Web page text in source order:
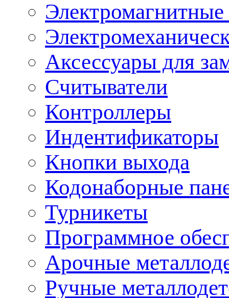
Аксессуары для
Считыватели
Контроллеры
Индентификаторы
Кнопки выхода
Кодонаборные
Турникеты
Программное
Арочные
Ручные